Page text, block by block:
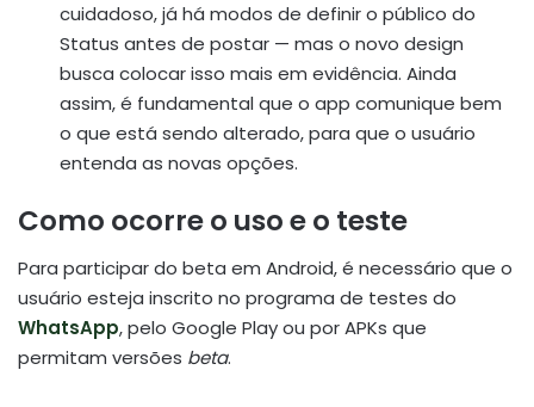
cuidadoso, já há modos de definir o público do
Status antes de postar — mas o novo design
busca colocar isso mais em evidência. Ainda
assim, é fundamental que o app comunique bem
o que está sendo alterado, para que o usuário
entenda as novas opções.
Como ocorre o uso e o teste
Para participar do beta em Android, é necessário que o
usuário esteja inscrito no programa de testes do
WhatsApp, pelo Google Play ou por APKs que
permitam versões beta.